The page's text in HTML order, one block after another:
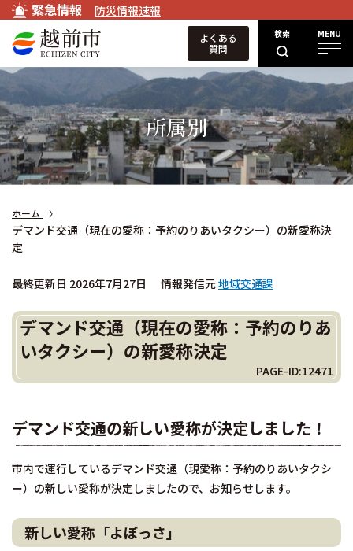
緊急情報 防災情報速報
検索 MENU
よくある
質問
所属別
ホーム
デマンド交通（現在の愛称：予約のりあいタクシー）の新愛称決
定
最終更新日 2026年7月27日 情報発信元地域交通課
デマンド交通（現在の愛称：予約のりあ
いタクシー）の新愛称決定
PAGE-ID:12471
デマンド交通の新しい愛称が決定しました！
市内で運行しているデマンド交通（現愛称：予約のりあいタクシ
ー）の新しい愛称が決定しましたので、お知らせします。
新しい愛称「よぼっさ」